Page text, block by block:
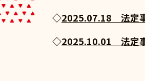
◇2025.07.18 法定事
◇2025.10.01 法定事